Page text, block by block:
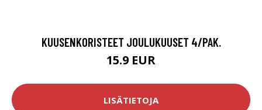
KUUSENKORISTEET JOULUKUUSET 4/PAK.
15.9 EUR
LISÄTIETOJA